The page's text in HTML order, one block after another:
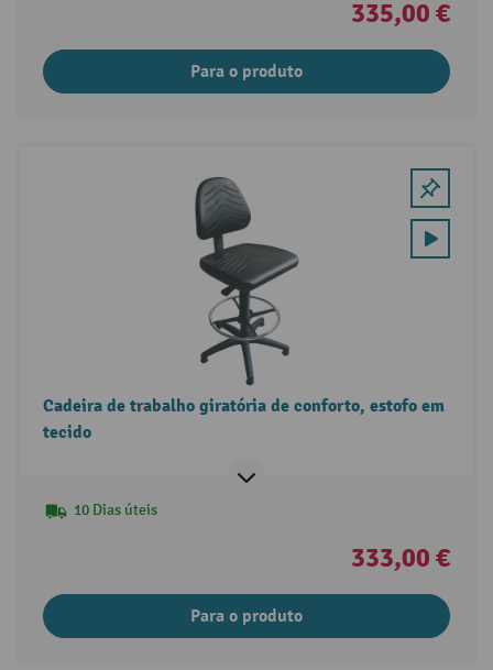
335,00 €
Para o produto
Cadeira de trabalho giratória de conforto, estofo em
tecido
10 Dias úteis
333,00 €
Para o produto